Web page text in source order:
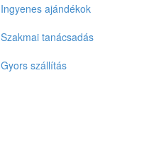
Ingyenes ajándékok
Szakmai tanácsadás
Gyors szállítás